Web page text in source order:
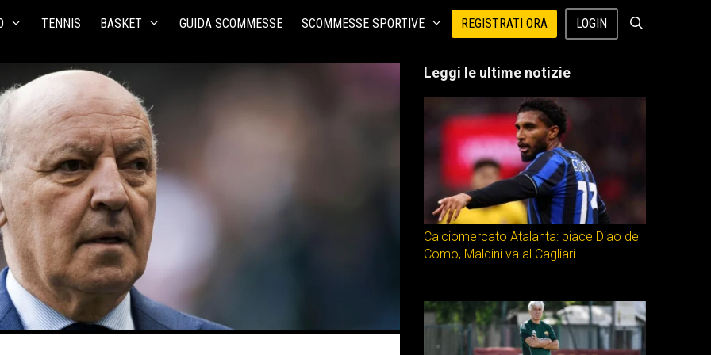
TENNIS BASKET GUIDA SCOMMESSE SCOMMESSE SPORTIVE REGISTRATI ORA LOGIN
Leggi le ultime notizie
Calciomercato Atalanta: piace Diao del
Como, Maldini va al Cagliari